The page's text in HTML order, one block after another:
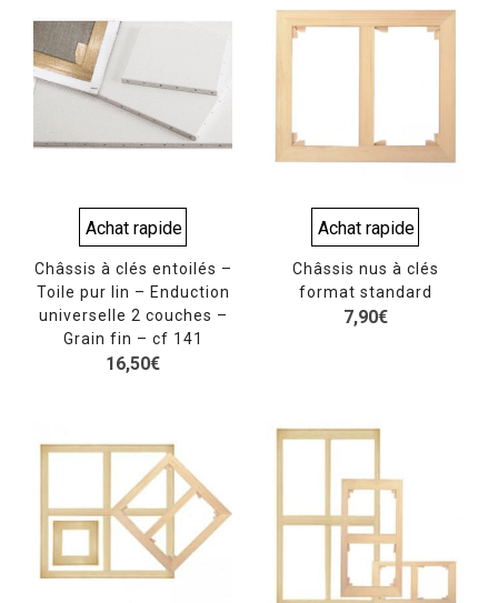
Achat rapide
Châssis à clés entoilés –
Toile pur lin – Enduction
universelle 2 couches –
Grain fin – cf 141
16,50€
Achat rapide
Châssis nus à clés
format standard
7,90€